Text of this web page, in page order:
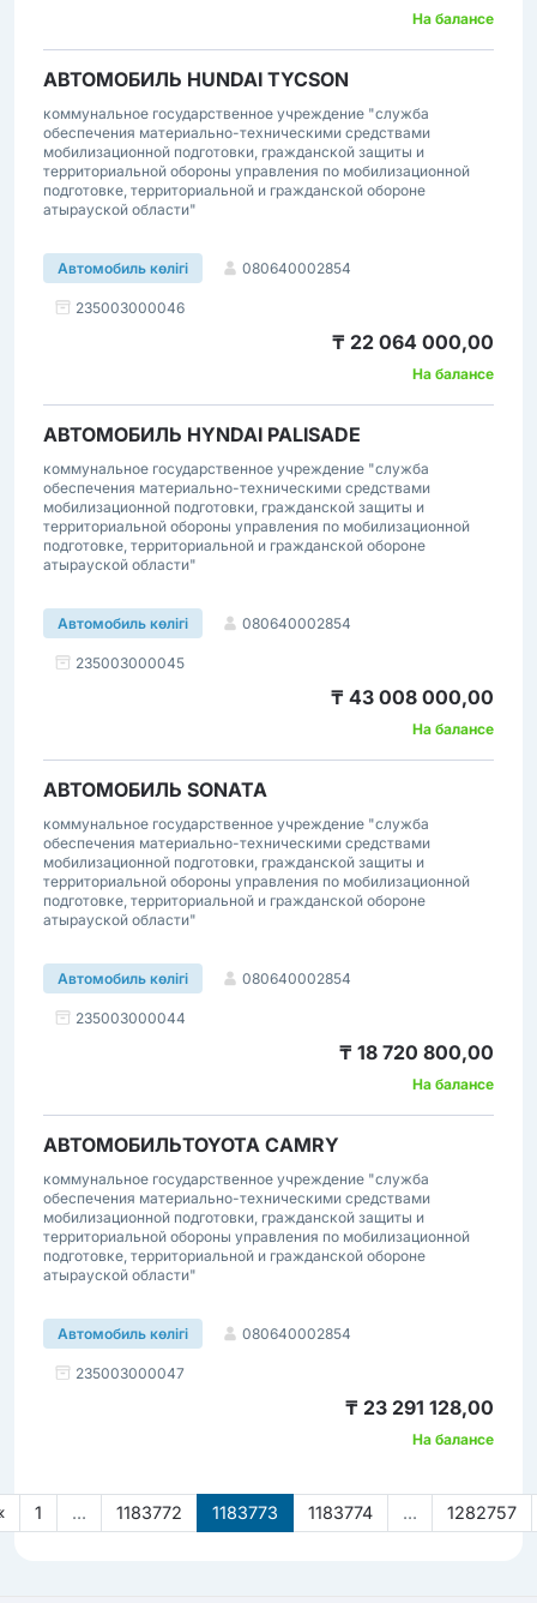
На балансе
АВТОМОБИЛЬ HUNDAI TYCSON
коммунальное государственное учреждение "служба
обеспечения материально-техническими средствами
мобилизационной подготовки, гражданской защиты и
территориальной обороны управления по мобилизационной
подготовке, территориальной и гражданской обороне
атырауской области"
Автомобиль көлігі 080640002854
235003000046
₸ 22 064 000,00
На балансе
АВТОМОБИЛЬ HYNDAI PALISADE
коммунальное государственное учреждение "служба
обеспечения материально-техническими средствами
мобилизационной подготовки, гражданской защиты и
территориальной обороны управления по мобилизационной
подготовке, территориальной и гражданской обороне
атырауской области"
Автомобиль көлігі 080640002854
235003000045
₸ 43 008 000,00
На балансе
АВТОМОБИЛЬ SONATA
коммунальное государственное учреждение "служба
обеспечения материально-техническими средствами
мобилизационной подготовки, гражданской защиты и
территориальной обороны управления по мобилизационной
подготовке, территориальной и гражданской обороне
атырауской области"
Автомобиль көлігі 080640002854
235003000044
₸ 18 720 800,00
На балансе
АВТОМОБИЛЬTOYOTA CAMRY
коммунальное государственное учреждение "служба
обеспечения материально-техническими средствами
мобилизационной подготовки, гражданской защиты и
территориальной обороны управления по мобилизационной
подготовке, территориальной и гражданской обороне
атырауской области"
Автомобиль көлігі 080640002854
235003000047
₸ 23 291 128,00
На балансе
1 ... 1183772 1183773 1183774 ... 1282757